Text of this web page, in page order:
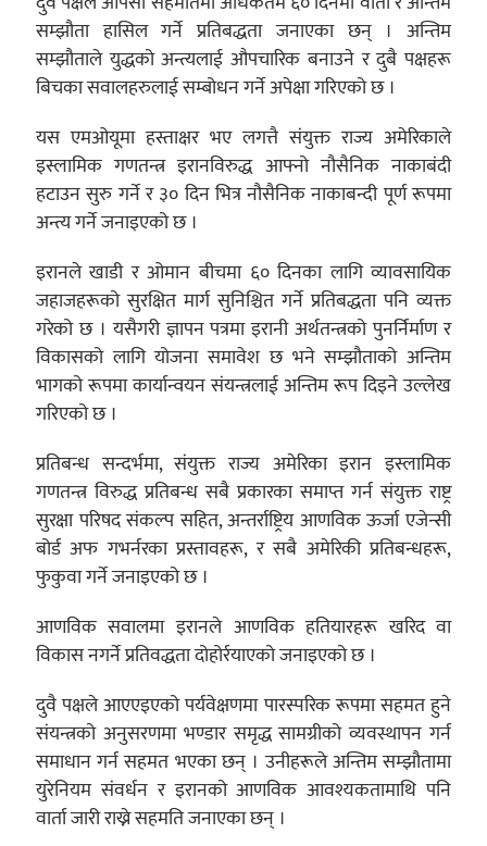
सम्झौता हासिल गर्ने प्रतिबद्धता जनाएका छन् । अन्तिम
सम्झौताले युद्धको अन्त्यलाई औपचारिक बनाउने र दुबै पक्षहरू
बिचका सवालहरुलाई सम्बोधन गर्ने अपेक्षा गरिएको छ ।
यस एमओयूमा हस्ताक्षर भए लगत्तै संयुक्त राज्य अमेरिकाले
इस्लामिक गणतन्त्र इरानविरुद्ध आफ्नो नौसैनिक नाकाबंदी
हटाउन सुरु गर्ने र ३० दिन भित्र नौसैनिक नाकाबन्दी पूर्ण रूपमा
अन्त्य गर्ने जनाइएको छ ।
इरानले खाडी र ओमान बीचमा ६० दिनका लागि व्यावसायिक
जहाजहरूको सुरक्षित मार्ग सुनिश्चित गर्ने प्रतिबद्धता पनि व्यक्त
गरेको छ । यसैगरी ज्ञापन पत्रमा इरानी अर्थतन्त्रको पुनर्निर्माण र
विकासको लागि योजना समावेश छ भने सम्झौताको अन्तिम
भागको रूपमा कार्यान्वयन संयन्त्रलाई अन्तिम रूप दिइने उल्लेख
गरिएको छ ।
प्रतिबन्ध सन्दर्भमा, संयुक्त राज्य अमेरिका इरान इस्लामिक
गणतन्त्र विरुद्ध प्रतिबन्ध सबै प्रकारका समाप्त गर्न संयुक्त राष्ट्र
सुरक्षा परिषद संकल्प सहित, अन्तर्राष्ट्रिय आणविक ऊर्जा एजेन्सी
बोर्ड अफ गभर्नरका प्रस्तावहरू, र सबै अमेरिकी प्रतिबन्धहरू,
फुकुवा गर्ने जनाइएको छ ।
आणविक सवालमा इरानले आणविक हतियारहरू खरिद वा
विकास नगर्ने प्रतिवद्धता दोहोर्रयाएको जनाइएको छ ।
दुवै पक्षले आएएइएको पर्यवेक्षणमा पारस्परिक रूपमा सहमत हुने
संयन्त्रको अनुसरणमा भण्डार समृद्ध सामग्रीको व्यवस्थापन गर्न
समाधान गर्न सहमत भएका छन् । उनीहरूले अन्तिम सम्झौतामा
युरेनियम संवर्धन र इरानको आणविक आवश्यकतामाथि पनि
वार्ता जारी राख्ने सहमति जनाएका छन् ।